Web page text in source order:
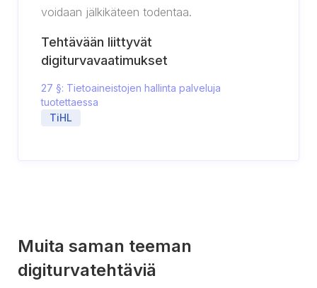
voidaan jälkikäteen todentaa.
Tehtävään liittyvät
digiturvavaatimukset
27 §: Tietoaineistojen hallinta palveluja
tuotettaessa
TiHL
Muita saman teeman
digiturvatehtäviä